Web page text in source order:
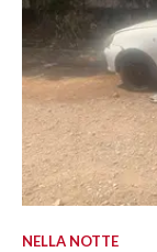
NELLA NOTTE